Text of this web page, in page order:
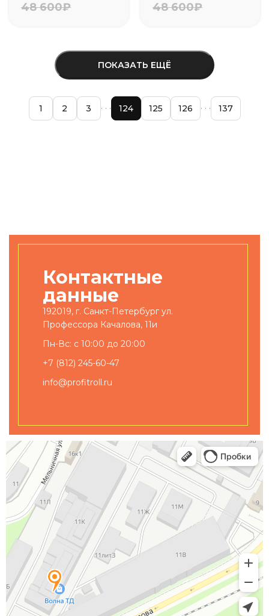
48 600₽ 48 600₽
ПОКАЗАТЬ ЕЩЁ
1 2 3 124 125 126 137
Контактные
данные
192019, г. Санкт-Петербург ул.
Профессора Качалова, 11и
Пн-Вс: с 10:00 до 20:00
+7 (812) 245-60-47
info@profitroll.ru